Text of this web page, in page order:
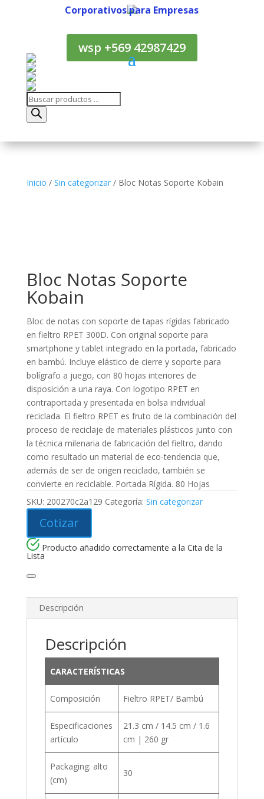
Corporativos para Empresas
wsp +569 42987429
Búsqueda
de
productos
Inicio / Sin categorizar/ Bloc Notas Soporte Kobain
Bloc Notas Soporte
Kobain
Bloc de notas con soporte de tapas rígidas fabricado
en fieltro RPET 300D. Con original soporte para
smartphone y tablet integrado en la portada, fabricado
en bambú. Incluye elástico de cierre y soporte para
bolígrafo a juego, con 80 hojas interiores de
disposición a una raya. Con logotipo RPET en
contraportada y presentada en bolsa individual
reciclada. El fieltro RPET es fruto de la combinación del
proceso de reciclaje de materiales plásticos junto con
la técnica milenaria de fabricación del fieltro, dando
como resultado un material de eco-tendencia que,
además de ser de origen reciclado, también se
convierte en reciclable. Portada Rígida. 80 Hojas
SKU: 200270c2a129 Categoría: Sin categorizar
Cotizar
Producto añadido correctamente a la Cita de la
Lista
Descripción
Descripción
CARACTERÍSTICAS
Composición Fieltro RPET/ Bambú
Especificaciones
artículo
21.3 cm / 14.5 cm / 1.6
cm | 260 gr
Packaging: alto
(cm)
30